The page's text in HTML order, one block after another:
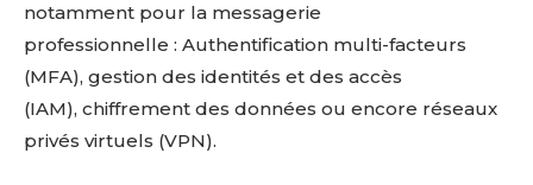
notamment pour la messagerie
professionnelle : Authentification multi-facteurs
(MFA), gestion des identités et des accès
(IAM), chiffrement des données ou encore réseaux
privés virtuels (VPN).